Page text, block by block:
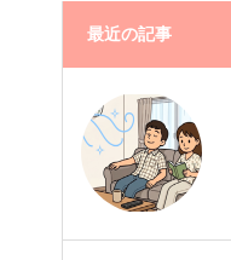
最近の記事